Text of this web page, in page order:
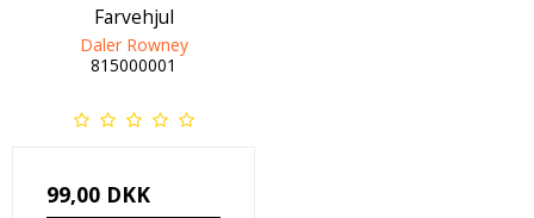
Farvehjul
Daler Rowney
815000001
99,00 DKK